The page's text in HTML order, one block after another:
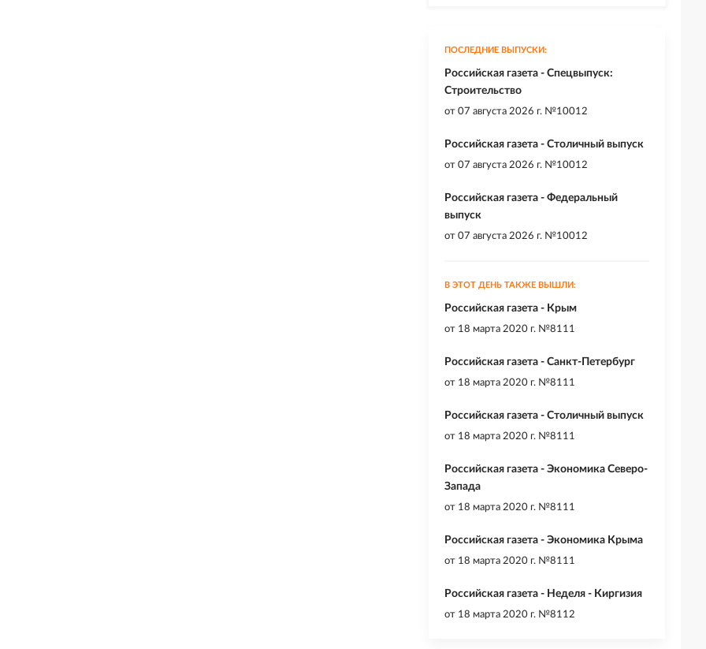
ПОСЛЕДНИЕ ВЫПУСКИ:
Российская газета - Спецвыпуск:
Строительство
от 07 августа 2026 г. №10012
Российская газета - Столичный выпуск
от 07 августа 2026 г. №10012
Российская газета - Федеральный
выпуск
от 07 августа 2026 г. №10012
В ЭТОТ ДЕНЬ ТАКЖЕ ВЫШЛИ:
Российская газета - Крым
от 18 марта 2020 г. №8111
Российская газета - Санкт-Петербург
от 18 марта 2020 г. №8111
Российская газета - Столичный выпуск
от 18 марта 2020 г. №8111
Российская газета - Экономика Северо-
Запада
от 18 марта 2020 г. №8111
Российская газета - Экономика Крыма
от 18 марта 2020 г. №8111
Российская газета - Неделя - Киргизия
от 18 марта 2020 г. №8112